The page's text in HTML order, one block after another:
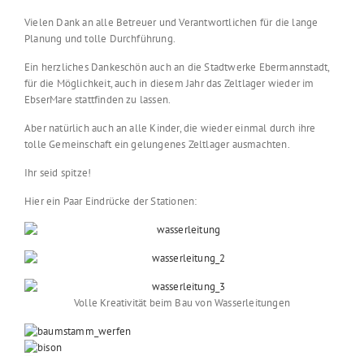
Vielen Dank an alle Betreuer und Verantwortlichen für die lange
Planung und tolle Durchführung.
Ein herzliches Dankeschön auch an die Stadtwerke Ebermannstadt,
für die Möglichkeit, auch in diesem Jahr das Zeltlager wieder im
EbserMare stattfinden zu lassen.
Aber natürlich auch an alle Kinder, die wieder einmal durch ihre
tolle Gemeinschaft ein gelungenes Zeltlager ausmachten.
Ihr seid spitze!
Hier ein Paar Eindrücke der Stationen:
Volle Kreativität beim Bau von Wasserleitungen